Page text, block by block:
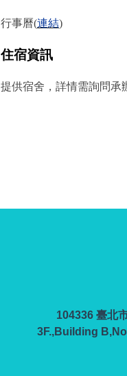
行事曆(連結)
住宿資訊
提供宿舍，詳情需詢問承
104336 臺北
3F.,Building